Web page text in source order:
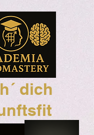
dich